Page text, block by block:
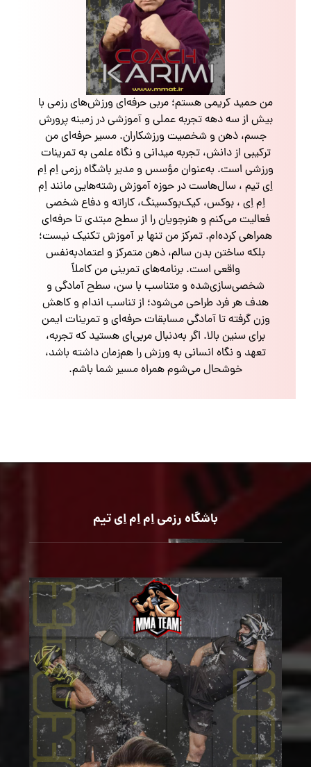
من حمید کریمی هستم؛ مربی حرفه‌ای ورزش‌های رزمی با
بیش از سه دهه تجربه عملی و آموزشی در زمینه پرورش
جسم، ذهن و شخصیت ورزشکاران. مسیر حرفه‌ای من
ترکیبی از دانش، تجربه میدانی و نگاه علمی به تمرینات
ورزشی است. به‌عنوان مؤسس و مدیر باشگاه رزمی اِم اِم
اِی تیم ، سال‌هاست در حوزه آموزش رشته‌هایی مانند اِم
اِم اِی ، بوکس، کیک‌بوکسینگ، کاراته و دفاع شخصی
فعالیت می‌کنم و هنرجویان را از سطح مبتدی تا حرفه‌ای
همراهی کرده‌ام. تمرکز من تنها بر آموزش تکنیک نیست؛
بلکه ساختن بدن سالم، ذهن متمرکز و اعتمادبه‌نفس
واقعی است. برنامه‌های تمرینی من کاملاً
شخصی‌سازی‌شده و متناسب با سن، سطح آمادگی و
هدف هر فرد طراحی می‌شود؛ از تناسب اندام و کاهش
وزن گرفته تا آمادگی مسابقات حرفه‌ای و تمرینات ایمن
برای سنین بالا. اگر به‌دنبال مربی‌ای هستید که تجربه،
تعهد و نگاه انسانی به ورزش را هم‌زمان داشته باشد،
خوشحال می‌شوم همراه مسیر شما باشم.
باشگاه رزمی اِم اِم اِی تیم